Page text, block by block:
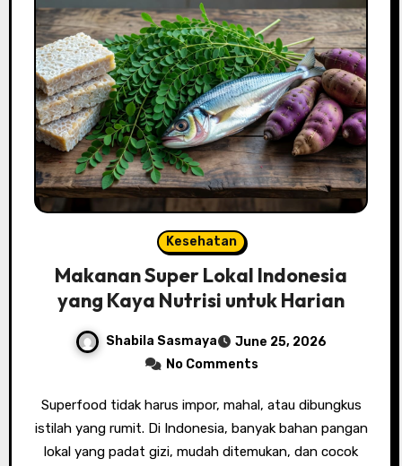
Kesehatan
Makanan Super Lokal Indonesia
yang Kaya Nutrisi untuk Harian
Shabila Sasmaya
June 25, 2026
No Comments
Superfood tidak harus impor, mahal, atau dibungkus
istilah yang rumit. Di Indonesia, banyak bahan pangan
lokal yang padat gizi, mudah ditemukan, dan cocok